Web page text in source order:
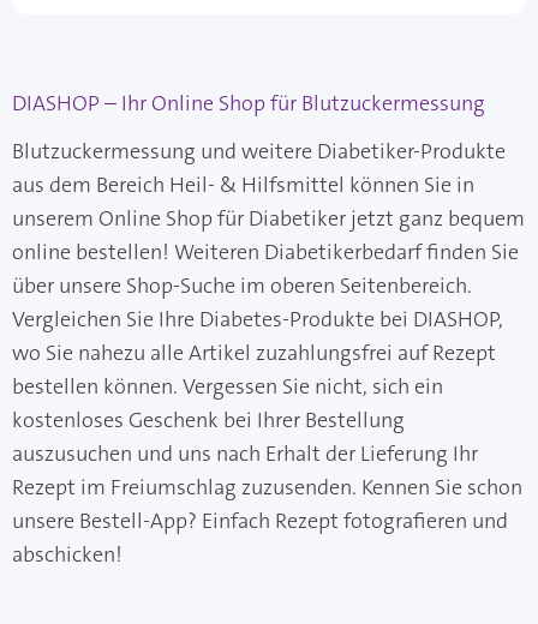
DIASHOP – Ihr Online Shop für Blutzuckermessung
Blutzuckermessung und weitere Diabetiker-Produkte
aus dem Bereich Heil- & Hilfsmittel können Sie in
unserem Online Shop für Diabetiker jetzt ganz bequem
online bestellen! Weiteren Diabetikerbedarf finden Sie
über unsere Shop-Suche im oberen Seitenbereich.
Vergleichen Sie Ihre Diabetes-Produkte bei DIASHOP,
wo Sie nahezu alle Artikel zuzahlungsfrei auf Rezept
bestellen können. Vergessen Sie nicht, sich ein
kostenloses Geschenk bei Ihrer Bestellung
auszusuchen und uns nach Erhalt der Lieferung Ihr
Rezept im Freiumschlag zuzusenden. Kennen Sie schon
unsere Bestell-App? Einfach Rezept fotografieren und
abschicken!